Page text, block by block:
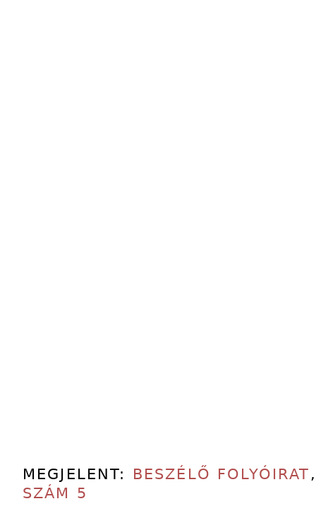
MEGJELENT: BESZÉLŐ FOLYÓIRAT
SZÁM 5